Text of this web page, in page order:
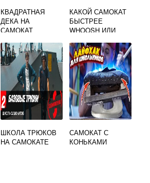
КВАДРАТНАЯ
ДЕКА НА
САМОКАТ
КАКОЙ САМОКАТ
БЫСТРЕЕ
WHOOSH ИЛИ
ШКОЛА ТРЮКОВ
НА САМОКАТЕ
САМОКАТ С
КОНЬКАМИ